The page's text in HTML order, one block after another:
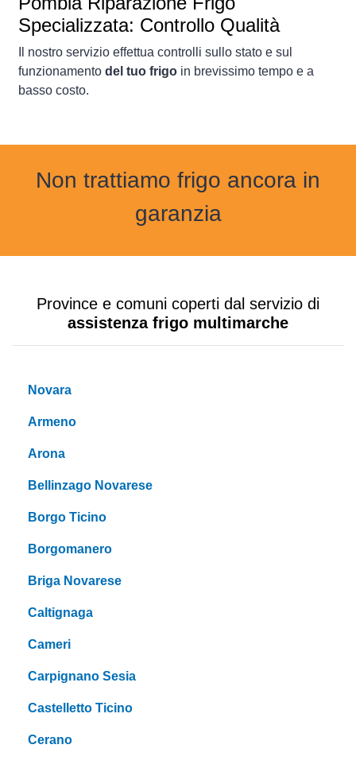
Specializzata: Controllo Qualità
Il nostro servizio effettua controlli sullo stato e sul
funzionamento del tuo frigo in brevissimo tempo e a
basso costo.
Non trattiamo frigo ancora in
garanzia
Province e comuni coperti dal servizio di
assistenza frigo multimarche
Novara
Armeno
Arona
Bellinzago Novarese
Borgo Ticino
Borgomanero
Briga Novarese
Caltignaga
Cameri
Carpignano Sesia
Castelletto Ticino
Cerano